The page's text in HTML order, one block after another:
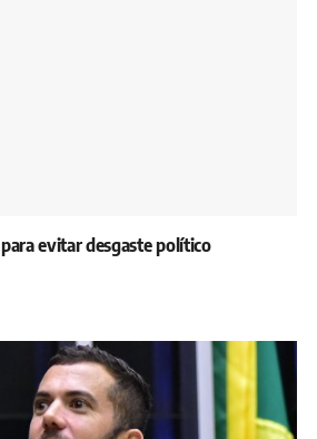
evitar desgaste político